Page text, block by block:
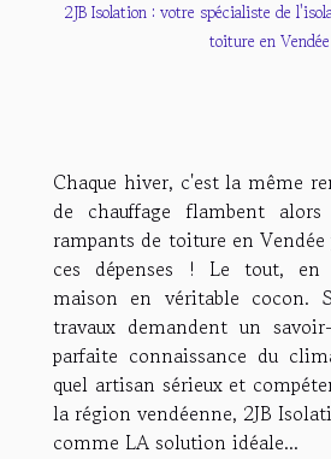
2JB Isolation : votre spécialiste de
toiture en Vendée
Chaque hiver, c'est la même
de chauffage flambent
rampants de toiture en
ces dépenses ! Le tout, en
maison en véritable cocon.
travaux demandent un
parfaite connaissance du
quel artisan sérieux et
la région vendéenne, 2JB
comme LA solution idéale...